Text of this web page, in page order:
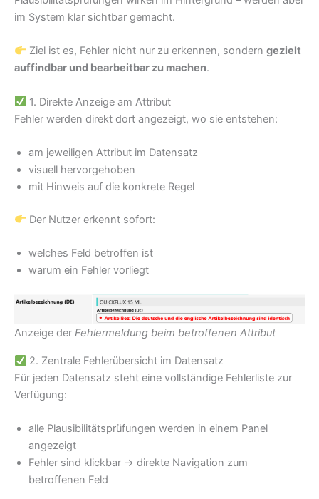
im System klar sichtbar gemacht.
Ziel ist es, Fehler nicht nur zu erkennen, sondern gezielt
auffindbar und bearbeitbar zu machen.
1. Direkte Anzeige am Attribut
Fehler werden direkt dort angezeigt, wo sie entstehen:
am jeweiligen Attribut im Datensatz
visuell hervorgehoben
mit Hinweis auf die konkrete Regel
Der Nutzer erkennt sofort:
welches Feld betroffen ist
warum ein Fehler vorliegt
Anzeige der Fehlermeldung beim betroffenen Attribut
2. Zentrale Fehlerübersicht im Datensatz
Für jeden Datensatz steht eine vollständige Fehlerliste zur
Verfügung:
alle Plausibilitätsprüfungen werden in einem Panel
angezeigt
Fehler sind klickbar → direkte Navigation zum
betroffenen Feld